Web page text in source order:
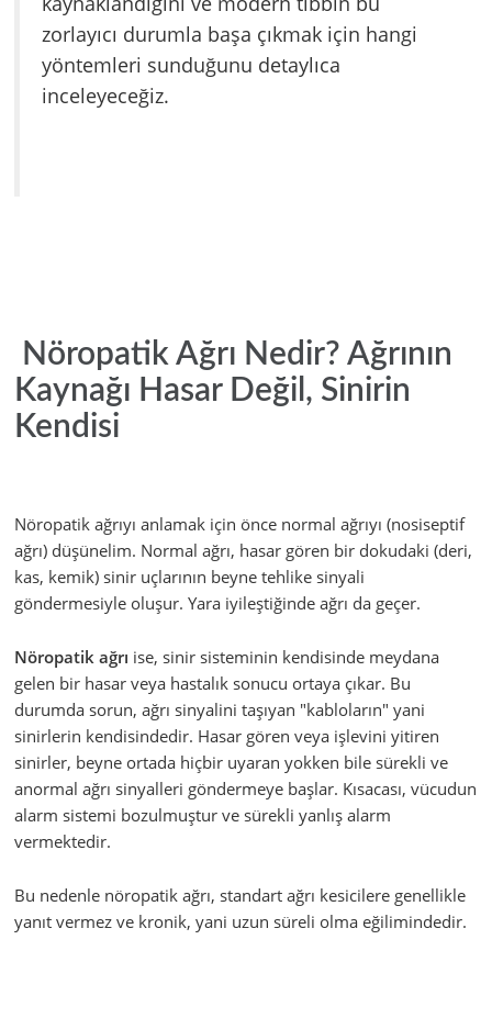
zorlayıcı durumla başa çıkmak için hangi
yöntemleri sunduğunu detaylıca
inceleyeceğiz.
Nöropatik Ağrı Nedir? Ağrının
Kaynağı Hasar Değil, Sinirin
Kendisi
Nöropatik ağrıyı anlamak için önce normal ağrıyı (nosiseptif
ağrı) düşünelim. Normal ağrı, hasar gören bir dokudaki (deri,
kas, kemik) sinir uçlarının beyne tehlike sinyali
göndermesiyle oluşur. Yara iyileştiğinde ağrı da geçer.
Nöropatik ağrı ise, sinir sisteminin kendisinde meydana
gelen bir hasar veya hastalık sonucu ortaya çıkar. Bu
durumda sorun, ağrı sinyalini taşıyan "kabloların" yani
sinirlerin kendisindedir. Hasar gören veya işlevini yitiren
sinirler, beyne ortada hiçbir uyaran yokken bile sürekli ve
anormal ağrı sinyalleri göndermeye başlar. Kısacası, vücudun
alarm sistemi bozulmuştur ve sürekli yanlış alarm
vermektedir.
Bu nedenle nöropatik ağrı, standart ağrı kesicilere genellikle
yanıt vermez ve kronik, yani uzun süreli olma eğilimindedir.